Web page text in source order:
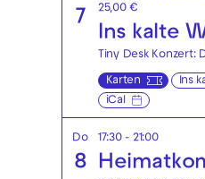
7
25,00 €
Ins kalte
Tiny Desk Konzert:
Karten Ins
iCal
Do
8
17:30 - 21:00